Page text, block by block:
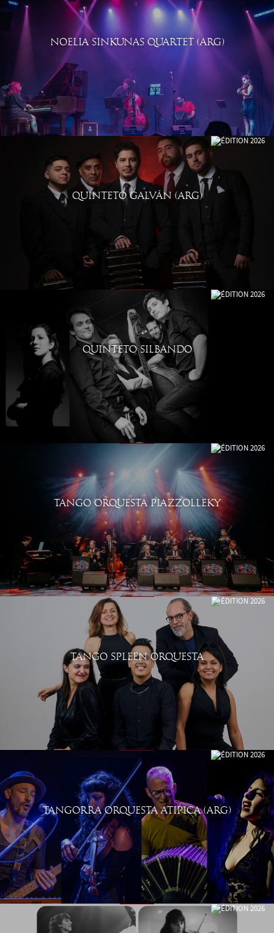
NOELIA SINKUNAS QUARTET (ARG)
QUINTETO GALVÁN (ARG)
QUINTETO SILBANDO
TANGO ORQUESTA PIAZZOLLEKY
TANGO SPLEEN ORQUESTA
TANGORRA ORQUESTA ATIPICA (ARG)